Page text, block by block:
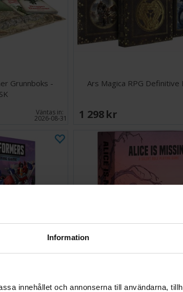
Information
innehållet och annonserna till användarna,
Grunnboks -
Väntas in:
2026-08-31
Ars Magica RPG Definitive
1 298 SEK